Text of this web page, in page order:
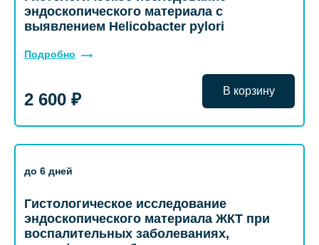
эндоскопического материала с
выявлением Helicobacter pylori
Подробно
2 600 ₽ В корзину
до 6 дней
Гистологическое исследование
эндоскопического материала ЖКТ при
воспалительных заболеваниях,